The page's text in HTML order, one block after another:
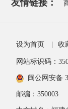
友情链接：
设为首页 收
网站标识码：
闽公网安备
邮编：350003